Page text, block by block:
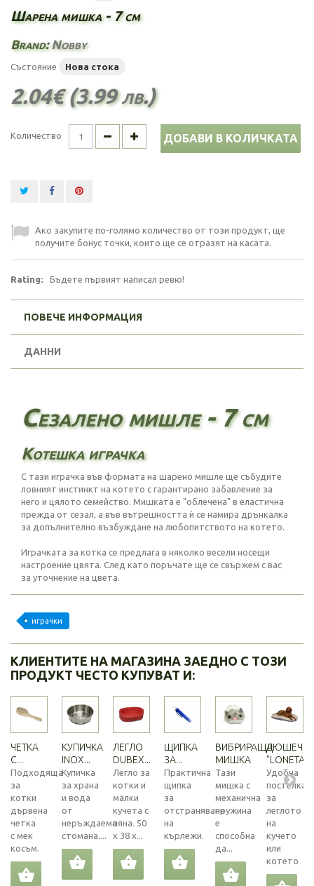
Шарена мишка - 7 см
Brand:Nobby
Състояние Нова стока
2.04€ (3.99 лв.)
Количество ДОБАВИ В КОЛИЧКАТА
Ако закупите по-голямо количество от този продукт, ще
получите бонус точки, които ще се отразят на касата.
Rating: Бъдете първият написал ревю!
ПОВЕЧЕ ИНФОРМАЦИЯ
ДАННИ
Сезалено мишле - 7 см
Котешка играчка
С тази играчка във формата на шарено мишле ще събудите
ловният инстинкт на котето с гарантирано забавление за
него и цялото семейство. Мишката е "облечена" в еластична
прежда от сезал, а във вътрешността ѝ се намира дрънкалка
за допълнително възбуждане на любопитството на котето.
Играчката за котка се предлага в няколко весели носещи
настроение цвята. След като поръчате ще се свържем с вас
за уточнение на цвета.
играчки
КЛИЕНТИТЕ НА МАГАЗИНА ЗАЕДНО С ТОЗИ
ПРОДУКТ ЧЕСТО КУПУВАТ И:
ЧЕТКА
С...
Подходяща
за
котки
дървена
четка
с мек
косъм.
КУПИЧКА
INOX...
Купичка
за храна
и вода
от
неръждаема
стомана....
ЛЕГЛО
DUBEX...
Легло за
котки и
малки
кучета с
пяна. 50
х 38 х...
ЩИПКА
ЗА...
Практична
щипка
за
отстраняване
на
кърлежи.
ВИБРИРАЩА
МИШКА
Тази
мишка с
механична
пружина
е
способна
да...
ДЮШЕЧЕ
"LONETA"
Удобна
постелка
за
леглото
на
кучето
или
котето